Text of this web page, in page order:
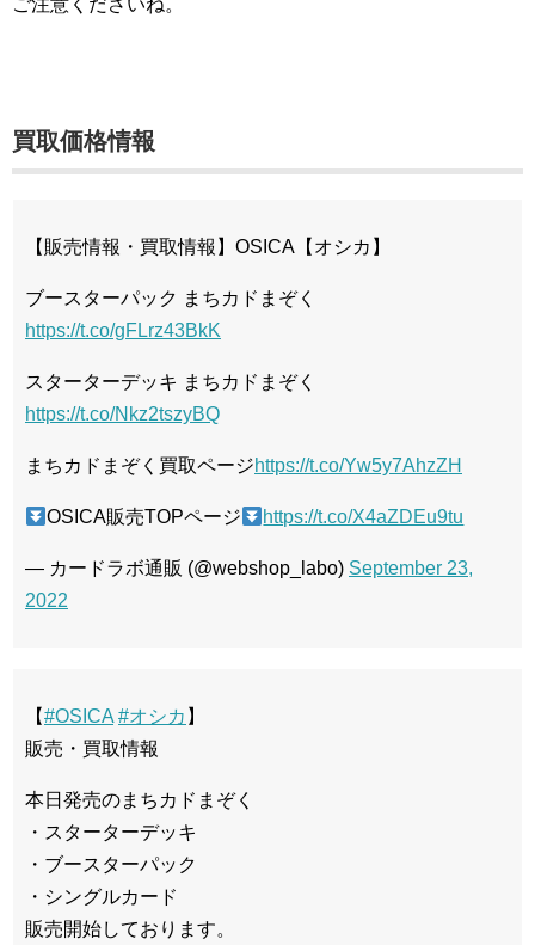
ご注意くださいね。
買取価格情報
【販売情報・買取情報】OSICA【オシカ】
ブースターパック まちカドまぞく
https://t.co/gFLrz43BkK
スターターデッキ まちカドまぞく
https://t.co/Nkz2tszyBQ
まちカドまぞく買取ページhttps://t.co/Yw5y7AhzZH
OSICA販売TOPページ https://t.co/X4aZDEu9tu
— カードラボ通販 (@webshop_labo) September 23,
2022
【#OSICA #オシカ 】
販売・買取情報
本日発売のまちカドまぞく
・スターターデッキ
・ブースターパック
・シングルカード
販売開始しております。